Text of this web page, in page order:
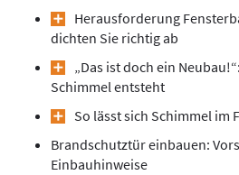
Herausforderung
dichten Sie richtig ab
„Das ist doch ein
Schimmel entsteht
So lässt sich Schimmel im
Brandschutztür einbauen:
Einbauhinweise